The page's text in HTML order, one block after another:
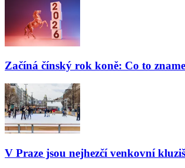
Začíná čínský rok koně: Co to
V Praze jsou nejhezčí venkovní